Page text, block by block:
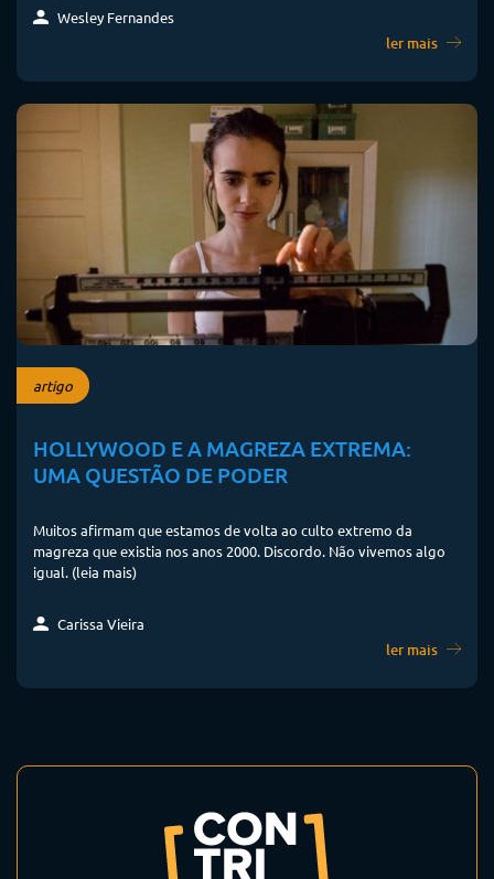
Wesley Fernandes
ler mais
artigo
HOLLYWOOD E A MAGREZA EXTREMA:
UMA QUESTÃO DE PODER
Muitos afirmam que estamos de volta ao culto extremo da
magreza que existia nos anos 2000. Discordo. Não vivemos algo
igual. (leia mais)
Carissa Vieira
ler mais